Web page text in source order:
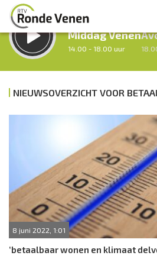
LUISTER LIVE:
Middag Venen
14.00 - 18.00 uur
Vorig uur
NIEUWSOVERZICHT VOOR
8 juni 2022, 1:01
‘betaalbaar wonen en klimaat